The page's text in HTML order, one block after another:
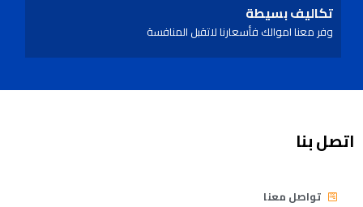
تكاليف بسيطة
وفر معنا اموالك فأسعارنا لاتقبل المنافسة
اتصل بنا
تواصل معنا